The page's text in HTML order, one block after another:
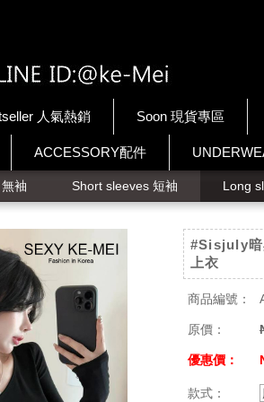
人氣熱銷 Soon 現貨專區
ACCESSORY配件
袖 Short sleeves 短袖 Long
#Sisjuly暗
上衣
商品編號：
原價：
優惠價：
款式：